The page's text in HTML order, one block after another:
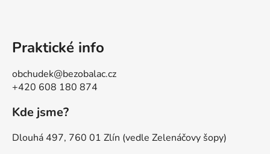
Praktické info
obchudek@bezobalac.cz
+420 608 180 874
Kde jsme?
Dlouhá 497, 760 01 Zlín (vedle Zelenáčovy šopy)